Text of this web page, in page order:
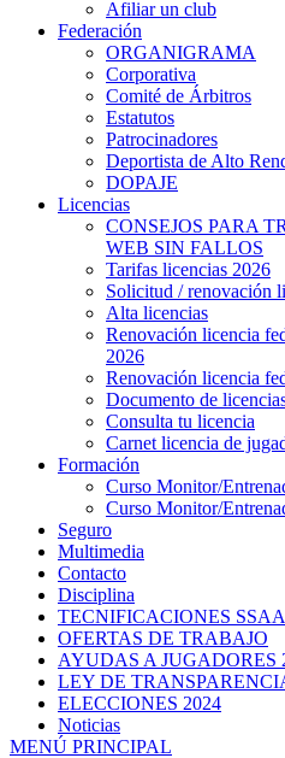
Afiliar un club
Federación
ORGANIGRAMA
Corporativa
Comité de Árbitros
Estatutos
Patrocinadores
Deportista de Alto
DOPAJE
Licencias
CONSEJOS PARA
WEB SIN FALLOS
Tarifas licencias 2026
Solicitud / renovación
Alta licencias
Renovación licencia
2026
Renovación licencia
Documento de
Consulta tu licencia
Carnet licencia de
Formación
Curso Monitor/
Curso Monitor/
Seguro
Multimedia
Contacto
Disciplina
TECNIFICACIONES SSAA
OFERTAS DE TRABAJO
AYUDAS A JUGADORES
LEY DE
ELECCIONES 2024
Noticias
MENÚ PRINCIPAL